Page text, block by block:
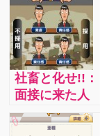
社畜と化せ!!：
面接に来た人
材の中から、
立派な社畜と